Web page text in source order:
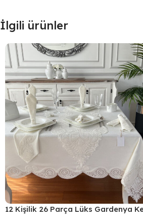
İlgili ürünler
12 Kişilik 26 Parça Lüks Gardenya